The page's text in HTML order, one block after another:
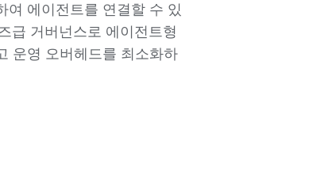
여 에이전트를 연결할 수 있
급 거버넌스로 에이전트형
운영 오버헤드를 최소화하